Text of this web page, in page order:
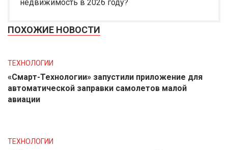
недвижимость в 2026 году?
ПОХОЖИЕ НОВОСТИ
ТЕХНОЛОГИИ
«Смарт-Технологии» запустили приложение для
автоматической заправки самолетов малой
авиации
ТЕХНОЛОГИИ